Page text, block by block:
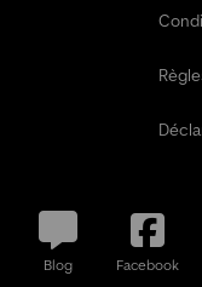
Blog Facebook